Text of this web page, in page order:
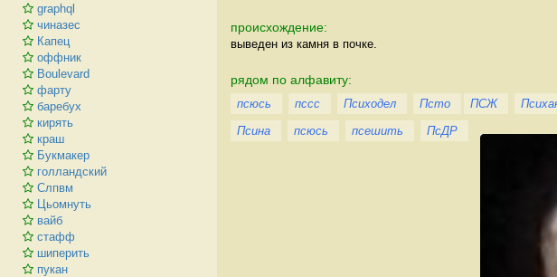
graphql
чиназес
Капец
оффник
Boulevard
фарту
баребух
кирять
краш
Букмакер
голландский
Слпвм
Цьомнуть
вайб
стафф
шиперить
пукан
происхождение:
выведен из камня в почке.
рядом по алфавиту:
псюсь пссс Психодел Псто ПСЖ
Псина
псюсь псешить ПсДР